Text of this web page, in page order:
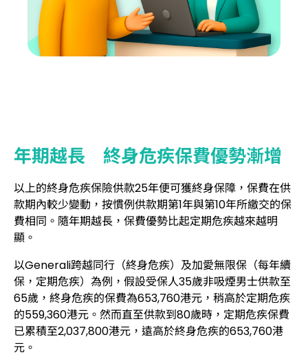
年期越長 終身危疾保費優勢漸增
以上的終身危疾保險供款25年便可獲終身保障，保費在供
款期內較少變動，按慣例供款期第1年與第10年所繳交的保
費相同。隨年期越長，保費優勢比起定期危疾越來越明
顯。
以Generali跨越同行（終身危疾）及加愛無限保（每年續
保，定期危疾）為例，假設受保人35歲非吸煙男士供款至
65歲，終身危疾的保費為653,760港元，稍高於定期危疾
的559,360港元。然而直至供款到80歲時，定期危疾保費
已累積至2,037,800港元，遠高於終身危疾的653,760港
元。